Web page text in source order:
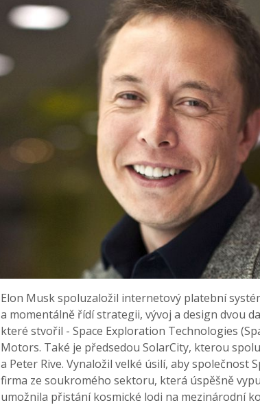
Elon Musk spoluzaložil internetový platební
a momentálně řídí strategii, vývoj a design dvou
které stvořil - Space Exploration Technologies
Motors. Také je předsedou SolarCity, kterou
a Peter Rive. Vynaložil velké úsilí, aby společnost
firma ze soukromého sektoru, která úspěšně
umožnila přistání kosmické lodi na mezinárodní